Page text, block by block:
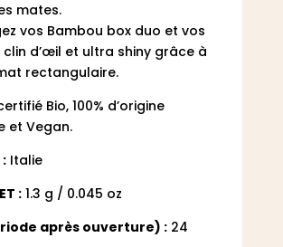
mates.
vos Bambou box duo et vos
clin d’œil et ultra shiny grâce à
rectangulaire.
Bio, 100% d’origine
et Vegan.
Italie
:1.3 g / 0.045 oz
après ouverture) :24